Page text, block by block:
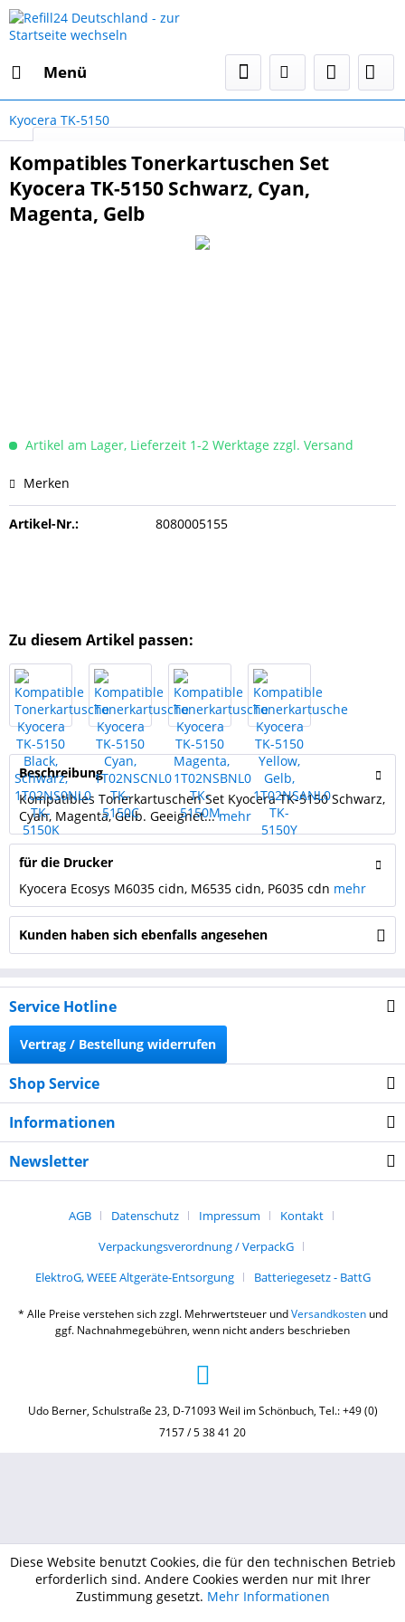
Menü
Kyocera TK-5150
Kompatibles Tonerkartuschen Set
Kyocera TK-5150 Schwarz, Cyan,
Magenta, Gelb
Artikel am Lager, Lieferzeit 1-2 Werktage zzgl. Versand
Merken
Artikel-Nr.: 8080005155
Zu diesem Artikel passen:
Beschreibung
Kompatibles Tonerkartuschen Set Kyocera TK-5150 Schwarz,
Cyan, Magenta, Gelb. Geeignet...mehr
für die Drucker
Kyocera Ecosys M6035 cidn, M6535 cidn, P6035 cdn mehr
Kunden haben sich ebenfalls angesehen
Service Hotline
Vertrag / Bestellung widerrufen
Shop Service
Informationen
Newsletter
AGB Datenschutz Impressum
Kontakt
Verpackungsverordnung / VerpackG
ElektroG, WEEE Altgeräte-Entsorgung
Batteriegesetz - BattG
* Alle Preise verstehen sich zzgl. Mehrwertsteuer undVersandkostenund
ggf. Nachnahmegebühren, wenn nicht anders beschrieben
Udo Berner, Schulstraße 23, D-71093 Weil im Schönbuch, Tel.: +49 (0)
7157 / 5 38 41 20
Diese Website benutzt Cookies, die für den technischen Betrieb
erforderlich sind. Andere Cookies werden nur mit Ihrer
Zustimmung gesetzt. Mehr Informationen